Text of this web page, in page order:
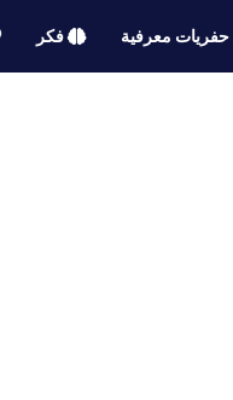
حفريات معرفية فكر